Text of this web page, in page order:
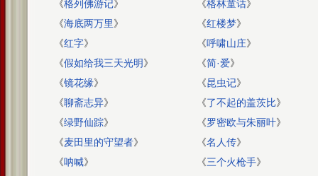
《格列佛游记》 《格林童话》
《海底两万里》 《红楼梦》
《红字》 《呼啸山庄》
《假如给我三天光明》 《简·爱》
《镜花缘》 《昆虫记》
《聊斋志异》 《了不起的盖茨比》
《绿野仙踪》 《罗密欧与朱丽叶》
《麦田里的守望者》 《名人传》
《呐喊》 《三个火枪手》